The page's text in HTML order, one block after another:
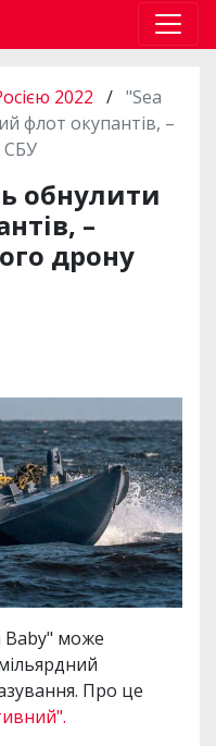
2022 / "Sea
флот окупантів, –
СБУ
обнулити
–
дрону
Baby" може
Про це